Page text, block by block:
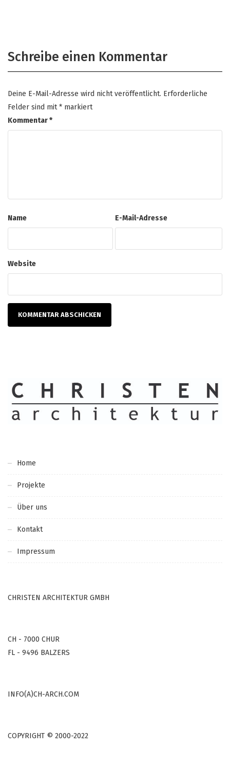
Schreibe einen Kommentar
Deine E-Mail-Adresse wird nicht veröffentlicht. Erforderliche
Felder sind mit* markiert
Kommentar*
Name E-Mail-Adresse
Website
Home
Projekte
Über uns
Kontakt
Impressum
CHRISTEN ARCHITEKTUR GMBH
CH - 7000 CHUR
FL - 9496 BALZERS
INFO(A)CH-ARCH.COM
COPYRIGHT © 2000-2022